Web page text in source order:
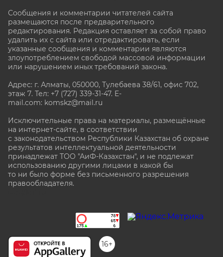
Сообщения и комментарии читателей сайта
размещаются после предварительного
редактирования. Редакция оставляет за собой право
удалить их с сайта или отредактировать, если
указанные сообщения и комментарии являются
злоупотреблением свободой массовой информации
или нарушением иных требований закона.
Адрес: г. Алматы, 050000, Тулебаева 38/61, офис 702,
этаж 7. Тел: +7 (727) 339-31-47. E-
mail.com: komskz@mail.ru
Исключительные права на материалы, размещённые
на интернет-сайте, в соответствии
с законодательством Республики Казахстан об охране
результатов интеллектуальной деятельности
принадлежат ТОО "АиФ-Казахстан", и не подлежат
использованию другими лицами в какой бы
то ни было форме без письменного разрешения
правообладателя.
16+